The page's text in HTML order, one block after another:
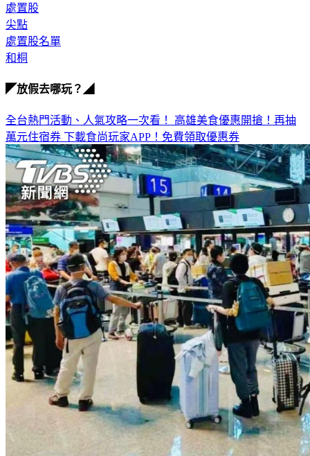
處置股
尖點
處置股名單
和桐
◤放假去哪玩？◢
全台熱門活動、人氣攻略一次看！ 高雄美食優惠開搶！再抽
萬元住宿券 下載食尚玩家APP！免費領取優惠券